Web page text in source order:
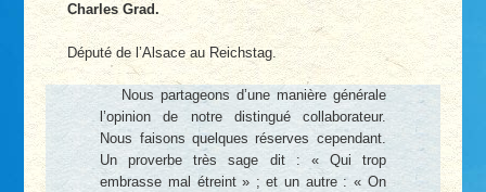
Charles Grad.
Député de l’Alsace au Reichstag.
Nous partageons d’une manière générale
l’opinion de notre distingué collaborateur.
Nous faisons quelques réserves cependant.
Un proverbe très sage dit : « Qui trop
embrasse mal étreint » ; et un autre : « On